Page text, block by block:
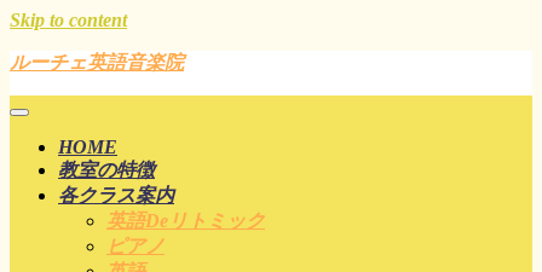
Skip to content
ルーチェ英語音楽院
HOME
教室の特徴
各クラス案内
英語deリトミック
ピアノ